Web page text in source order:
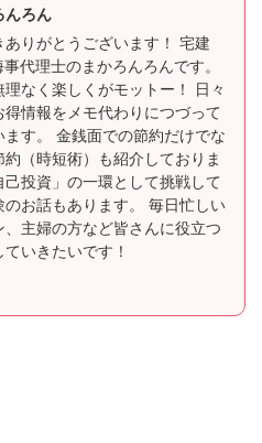
んろん
ありがとうございます！ 宅建
代理士のまかろんろんです。
なく楽しくがモットー！ 日々
得情報をメモ代わりにつづって
ます。 金銭面での節約だけでな
約（時短術）も紹介しておりま
己投資」の一環として挑戦して
のお話もあります。 毎日忙しい
、主婦の方など皆さんに役立つ
いきたいです！